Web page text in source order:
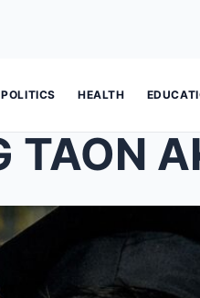
POLITICS HEALTH